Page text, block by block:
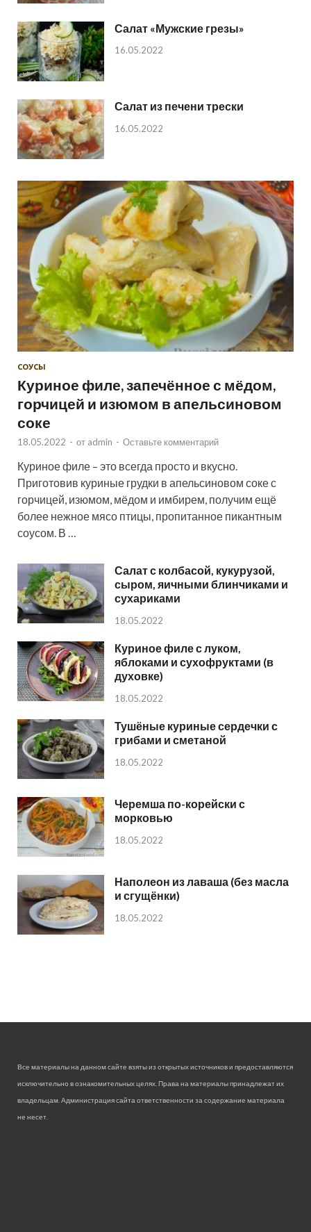
Салат «Мужские грезы»
16.05.2022
Салат из печени трески
16.05.2022
СОУСЫ
Куриное филе, запечённое с мёдом,
горчицей и изюмом в апельсиновом
соке
18.05.2022 - от admin - Оставьте комментарий
Куриное филе – это всегда просто и вкусно.
Приготовив куриные грудки в апельсиновом соке с
горчицей, изюмом, мёдом и имбирем, получим ещё
более нежное мясо птицы, пропитанное пикантным
соусом. В …
Салат с колбасой, кукурузой,
сыром, яичными блинчиками и
сухариками
18.05.2022
Куриное филе с луком,
яблоками и сухофруктами (в
духовке)
18.05.2022
Тушёные куриные сердечки с
грибами и сметаной
18.05.2022
Черемша по-корейски с
морковью
18.05.2022
Наполеон из лаваша (без масла
и сгущёнки)
18.05.2022
Все материалы на данном сайте взяты из открытых источников и предоставляются
исключительно в ознакомительных целях. Права на материалы принадлежат их
владельцам. Администрация сайта ответственности за содержание материала
не несет.